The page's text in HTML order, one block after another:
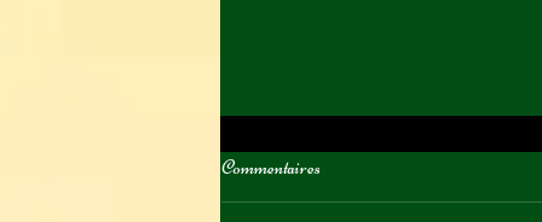
Commentaires